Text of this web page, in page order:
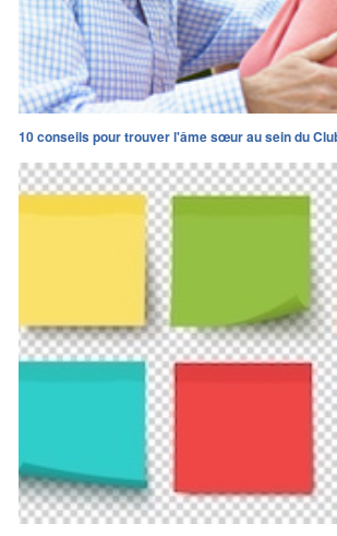
10 conseils pour trouver l'âme sœur au sein du